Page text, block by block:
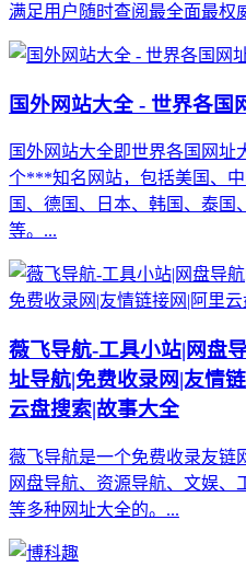
满足用户随时查阅最全面最权
国外网站大全 - 世界各国
国外网站大全即世界各国网址
个***知名网站，包括美国、
国、德国、日本、韩国、泰国
等。...
薇飞导航-工具小站|网盘
址导航|免费收录网|友情
云盘搜索|故事大全
薇飞导航是一个免费收录友链
网盘导航、资源导航、文娱
等多种网址大全的。...